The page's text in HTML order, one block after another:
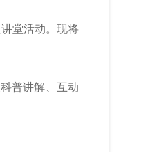
堂活动。现将
普讲解、互动